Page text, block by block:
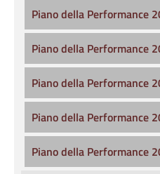
Piano della Performance
Piano della Performance
Piano della Performance
Piano della Performance
Piano della Performance